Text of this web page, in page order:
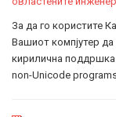
За да го користите
Вашиот компјутер
кирилична
non-Unicode